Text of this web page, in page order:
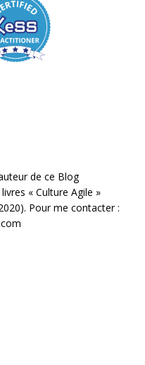
de ce Blog
« Culture Agile »
Pour me contacter :